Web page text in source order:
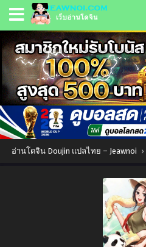
อ่านโดจิน Doujin แปลไทย – Jeawnoi ›